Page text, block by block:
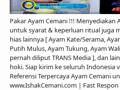
Payment
Pakar Ayam Cemani !!! Menyediakan
untuk syarat & keperluan ritual juga
hias lainnya [ Ayam Kate/Serama,
Putih Mulus, Ayam Tukung, Ayam
pernah diliput TRANS Media ], dan
hoki. Siap kirim ke seluruh Indonesia
Referensi Terpercaya Ayam Cemani
www.IshakCemani.com | Fast Respon